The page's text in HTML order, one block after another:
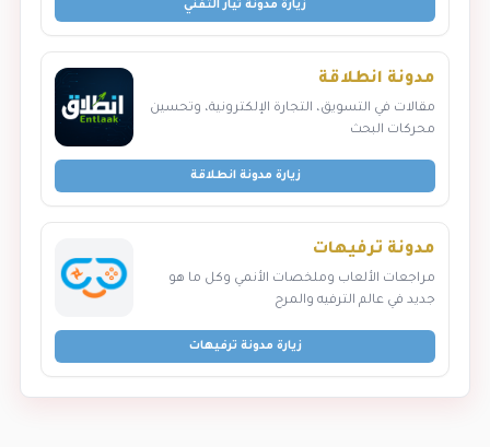
زيارة مدونة تيار التقني
مدونة انطلاقة
مقالات في التسويق، التجارة الإلكترونية، وتحسين
محركات البحث
زيارة مدونة انطلاقة
مدونة ترفيهات
مراجعات الألعاب وملخصات الأنمي وكل ما هو
جديد في عالم الترفيه والمرح
زيارة مدونة ترفيهات